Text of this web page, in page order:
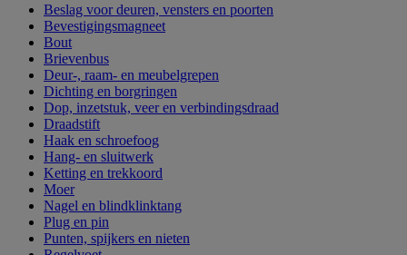
Beslag voor deuren, vensters en poorten
Bevestigingsmagneet
Bout
Brievenbus
Deur-, raam- en meubelgrepen
Dichting en borgringen
Dop, inzetstuk, veer en verbindingsdraad
Draadstift
Haak en schroefoog
Hang- en sluitwerk
Ketting en trekkoord
Moer
Nagel en blindklinktang
Plug en pin
Punten, spijkers en nieten